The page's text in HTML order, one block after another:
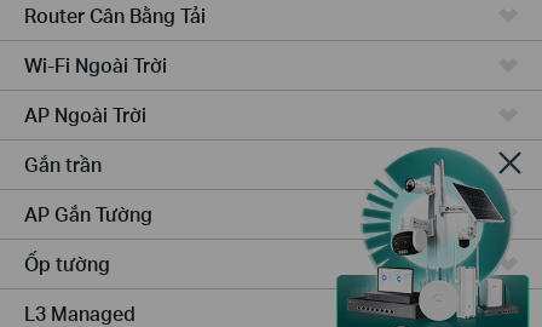
Router Cân Bằng Tải
Wi-Fi Ngoài Trời
AP Ngoài Trời
Gắn trần
AP Gắn Tường
Ốp tường
L3 Managed